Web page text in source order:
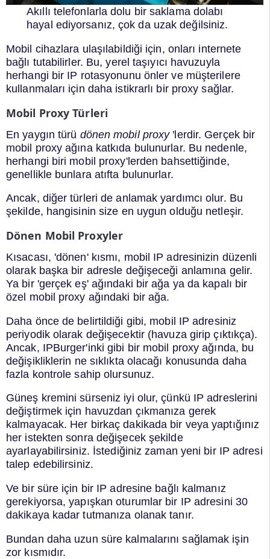
Akıllı telefonlarla dolu bir saklama dolabı
hayal ediyorsanız, çok da uzak değilsiniz.
Mobil cihazlara ulaşılabildiği için, onları internete
bağlı tutabilirler. Bu, yerel taşıyıcı havuzuyla
herhangi bir IP rotasyonunu önler ve müşterilere
kullanmaları için daha istikrarlı bir proxy sağlar.
Mobil Proxy Türleri
En yaygın türü dönen mobil proxy'lerdir. Gerçek bir
mobil proxy ağına katkıda bulunurlar. Bu nedenle,
herhangi biri mobil proxy'lerden bahsettiğinde,
genellikle bunlara atıfta bulunurlar.
Ancak, diğer türleri de anlamak yardımcı olur. Bu
şekilde, hangisinin size en uygun olduğu netleşir.
Dönen Mobil Proxyler
Kısacası, 'dönen' kısmı, mobil IP adresinizin düzenli
olarak başka bir adresle değişeceği anlamına gelir.
Ya bir 'gerçek eş' ağındaki bir ağa ya da kapalı bir
özel mobil proxy ağındaki bir ağa.
Daha önce de belirtildiği gibi, mobil IP adresiniz
periyodik olarak değişecektir (havuza girip çıktıkça).
Ancak, IPBurger'inki gibi bir mobil proxy ağında, bu
değişikliklerin ne sıklıkta olacağı konusunda daha
fazla kontrole sahip olursunuz.
Güneş kremini sürseniz iyi olur, çünkü IP adreslerini
değiştirmek için havuzdan çıkmanıza gerek
kalmayacak. Her birkaç dakikada bir veya yaptığınız
her istekten sonra değişecek şekilde
ayarlayabilirsiniz. İstediğiniz zaman yeni bir IP adresi
talep edebilirsiniz.
Ve bir süre için bir IP adresine bağlı kalmanız
gerekiyorsa, yapışkan oturumlar bir IP adresini 30
dakikaya kadar tutmanıza olanak tanır.
Bundan daha uzun süre kalmalarını sağlamak işin
zor kısmıdır.